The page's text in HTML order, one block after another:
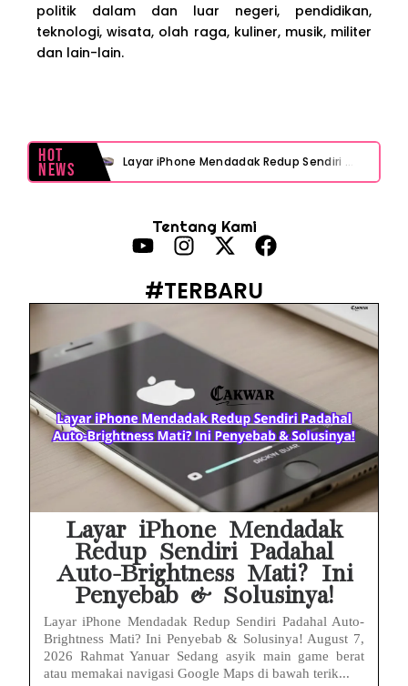
politik dalam dan luar negeri, pendidikan,
teknologi, wisata, olah raga, kuliner, musik, militer
dan lain-lain.
Hot
News Layar iPhone Mendadak Redup Sendiri Padahal Auto-Brightness Mati? Ini Penyebab & Solusinya!
Prabowo Sebut ‘Londo Ireng’, Ray Rangkuti Desak DPR Bersikap, Ini Ulasan Politiknya
MAKI Soroti Penahanan Eks Jampidsus Febrie Adriansyah Tanpa Rompi Pink
Babak Baru Kasus Febrie Adriansyah, Rencana Praperadilan Penyitaan Emas dan Uang Tunai Jadi Sorotan
Baterai Apple Watch Cepat Boros? Ini Penyebab dan Cara Mengatasinya
HP Huawei Cepat Panas? Ini Penyebab Utama dan Cara Mengatasinya
Tentang Kami
#TERBARU
Layar iPhone Mendadak
Redup Sendiri Padahal
Auto-Brightness Mati? Ini
Penyebab & Solusinya!
Layar iPhone Mendadak Redup Sendiri Padahal Auto-
Brightness Mati? Ini Penyebab & Solusinya! August 7,
2026 Rahmat Yanuar Sedang asyik main game berat
atau memakai navigasi Google Maps di bawah terik...